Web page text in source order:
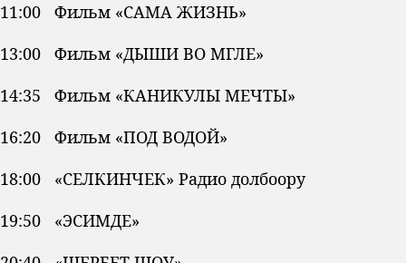
11:00 Фильм «САМА ЖИЗНЬ»
13:00 Фильм «ДЫШИ ВО МГЛЕ»
14:35 Фильм «КАНИКУЛЫ МЕЧТЫ»
16:20 Фильм «ПОД ВОДОЙ»
18:00 «СЕЛКИНЧЕК» Радио долбоору
19:50 «ЭСИМДЕ»